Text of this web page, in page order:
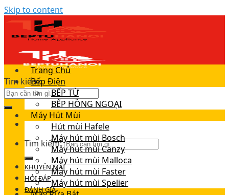
Skip to content
Tìm kiếm:
Tìm kiếm:
KHUYẾN MÃI
HỎI ĐÁP
ĐÁNH GIÁ
Trang Chủ
Bếp Điện
BẾP TỪ
BẾP HỒNG NGOẠI
Máy Hút Mùi
Hút mùi Hafele
Máy hút mùi Bosch
Máy hút mùi Canzy
Máy hút mùi Malloca
Máy hút mùi Faster
Máy hút mùi Spelier